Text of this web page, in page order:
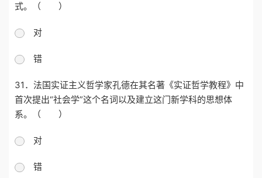
式。（ ）
对
错
31．法国实证主义哲学家孔德在其名著《实证哲学教程》中
首次提出“社会学”这个名词以及建立这门新学科的思想体
系。（ ）
对
错